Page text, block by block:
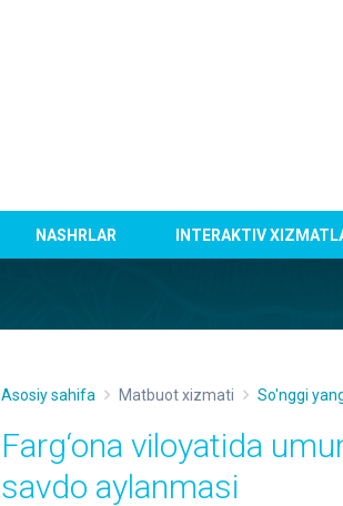
NASHRLAR INTERAKTIV
Asosiy sahifa Matbuot xizmati So'nggi
Farg‘ona viloyatida
savdo aylanmasi